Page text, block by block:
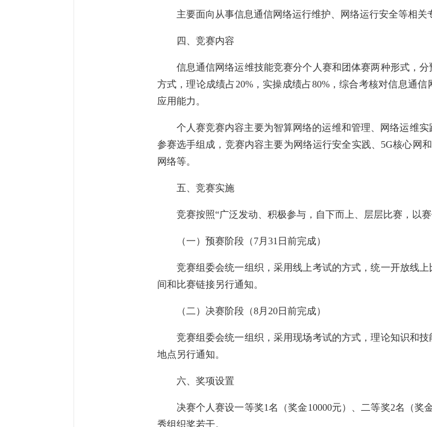
主要面向从事信息通信网络运行维护、网络运行安全等相关
四、竞赛内容
信息通信网络运维技能竞赛分个人赛和团体赛两种形式，
方式，理论成绩占20%，实操成绩占80%，综合考核对信息通
应用能力。
个人赛竞赛内容主要为智算网络的运维和管理、网络运维
参赛选手组成，竞赛内容主要为网络运行安全实践、5G核心网
网络等。
五、竞赛实施
竞赛按照“广泛发动、积极参与，自下而上、层层比赛，以
（一）预赛阶段（7月31日前完成）
竞赛组委会统一组织，采用线上考试的方式，统一开放线
间和比赛链接另行通知。
（二）决赛阶段（8月20日前完成）
竞赛组委会统一组织，采用现场考试的方式，理论知识和
地点另行通知。
六、奖项设置
决赛个人赛设一等奖1名（奖金10000元）、二等奖2名（奖
秀组织奖若干。